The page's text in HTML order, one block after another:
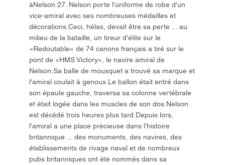
àNelson 27. Nelson porte l'uniforme de robe d'un
vice-amiral avec ses nombreuses médailles et
décorations.Ceci, hélas, devait être sa perte ... au
milieu de la bataille, un tireur d'élite sur le
«Redoutable» de 74 canons français a tiré sur le
pont de «HMS Victory», le navire amiral de
Nelson.Sa balle de mousquet a trouvé sa marque et
l'amiral coulait à genoux.Le ballon était entré dans
son épaule gauche, traversa sa colonne vertébrale
et était logée dans les muscles de son dos.Nelson
est décédé trois heures plus tard.Depuis lors,
l'amiral a une place précieuse dans l'histoire
britannique ... des monuments, des navires, des
établissements de rivage naval et de nombreux
pubs britanniques ont été nommés dans sa